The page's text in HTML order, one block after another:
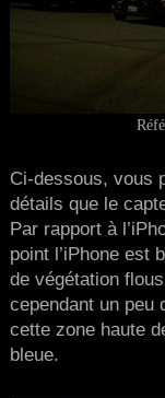
Ci-dessous, vous
détails que le
Par rapport à
point l’iPhone est
de végétation
cependant un peu
cette zone haute
bleue.